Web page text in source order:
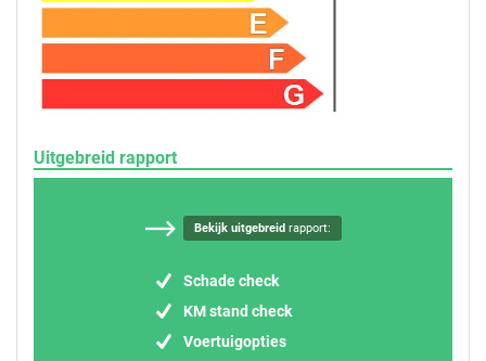
Uitgebreid rapport
Bekijk uitgebreidrapport:
Schade check
KM stand check
Voertuigopties